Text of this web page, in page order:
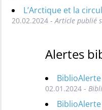
L’Arctique et la
20.02.2024 - Article publié
Alertes
02.01.2024 -